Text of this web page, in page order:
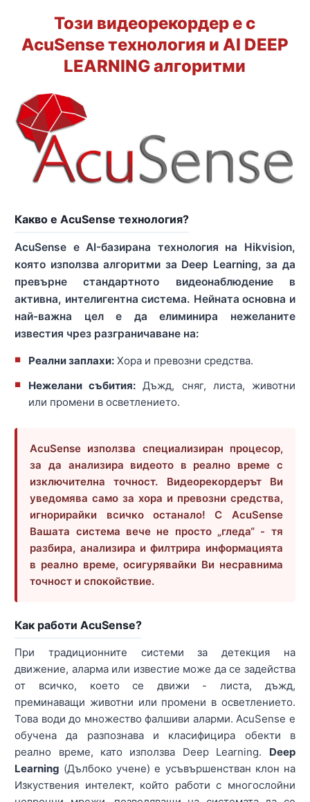
Този видеорекордер е с
AcuSense технология и AI DEEP
LEARNING алгоритми
Какво е AcuSense технология?
AcuSense е AI-базирана технология на Hikvision,
която използва алгоритми за Deep Learning, за да
превърне стандартното видеонаблюдение в
активна, интелигентна система. Нейната основна и
най-важна цел е да елиминира нежеланите
известия чрез разграничаване на:
Реални заплахи: Хора и превозни средства.
Нежелани събития: Дъжд, сняг, листа, животни
или промени в осветлението.
AcuSense използва специализиран процесор,
за да анализира видеото в реално време с
изключителна точност. Видеорекордерът Ви
уведомява само за хора и превозни средства,
игнорирайки всичко останало! С AcuSense
Вашата система вече не просто „гледа“ - тя
разбира, анализира и филтрира информацията
в реално време, осигурявайки Ви несравнима
точност и спокойствие.
Как работи AcuSense?
При традиционните системи за детекция на
движение, аларма или известие може да се задейства
от всичко, което се движи - листа, дъжд,
преминаващи животни или промени в осветлението.
Това води до множество фалшиви аларми. AcuSense е
обучена да разпознава и класифицира обекти в
реално време, като използва Deep Learning. Deep
Learning (Дълбоко учене) е усъвършенстван клон на
Изкуствения интелект, който работи с многослойни